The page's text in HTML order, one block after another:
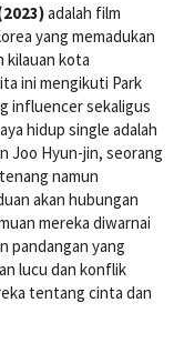
adalah film
yang memadukan
kilauan kota
ini mengikuti Park
influencer sekaligus
hidup single adalah
Joo Hyun-jin, seorang
namun
akan hubungan
mereka diwarnai
pandangan yang
lucu dan konflik
tentang cinta dan